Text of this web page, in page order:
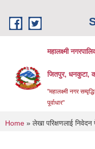
महालक्ष्मी
जितपुर, धनकुटा,
"महालक्ष्मी नगर
पूर्वाधार"
You are here
Home » लेखा परिक्षणलाई निवेदन